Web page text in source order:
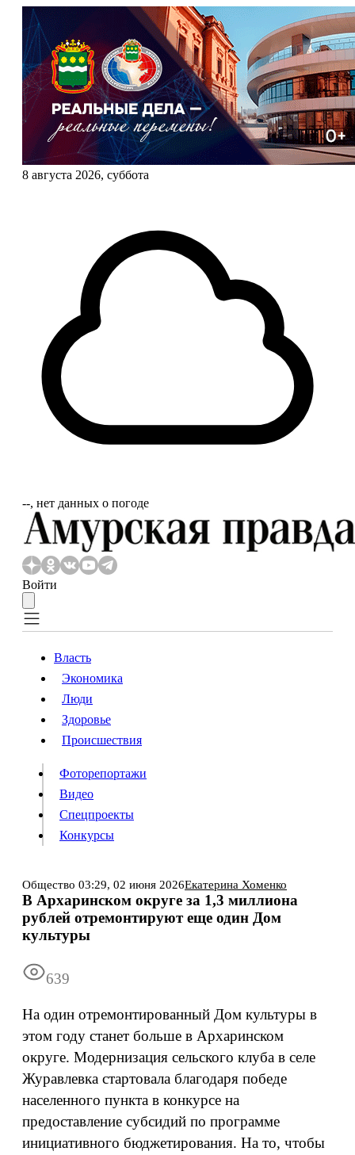
8 августа 2026, суббота
‐‐, нет данных о погоде
Войти
Власть
Происшествия
Видео
Конкурсы
Информация Подписка Реклама Все новости Архив
Власть
Экономика
Люди
Здоровье
Происшествия
Фоторепортажи
Видео
Спецпроекты
Конкурсы
Общество 03:29, 02 июня 2026Екатерина Хоменко
В Архаринском округе за 1,3 миллиона
рублей отремонтируют еще один Дом
культуры
639
На один отремонтированный Дом культуры в
этом году станет больше в Архаринском
округе. Модернизация сельского клуба в селе
Журавлевка стартовала благодаря победе
населенного пункта в конкурсе на
предоставление субсидий по программе
инициативного бюджетирования. На то, чтобы